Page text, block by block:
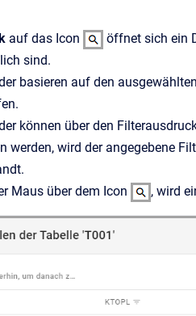
auf das Icon
öffnet sich ein
sind.
basieren auf den
können über den
werden, wird der angegebene
Maus über dem Icon
, wird